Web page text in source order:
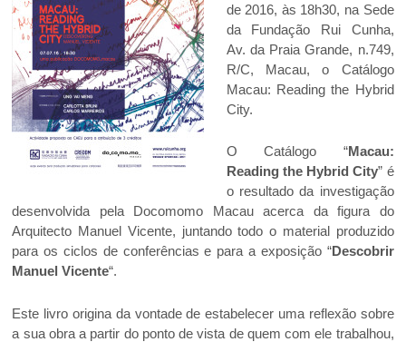
de 2016, às 18h30, na Sede
da Fundação Rui Cunha,
Av. da Praia Grande, n.749,
R/C, Macau, o Catálogo
Macau: Reading the Hybrid
City.
O Catálogo “Macau:
Reading the Hybrid City” é
o resultado da investigação
desenvolvida pela Docomomo Macau acerca da figura do
Arquitecto Manuel Vicente, juntando todo o material produzido
para os ciclos de conferências e para a exposição “Descobrir
Manuel Vicente“.
Este livro origina da vontade de estabelecer uma reflexão sobre
a sua obra a partir do ponto de vista de quem com ele trabalhou,